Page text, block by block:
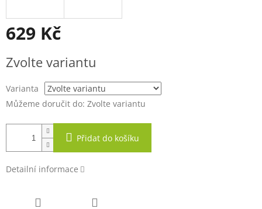
629 Kč
cena:
Zvolte variantu
Varianta
Můžeme doručit do: Zvolte variantu
Přidat do košíku
Detailní informace